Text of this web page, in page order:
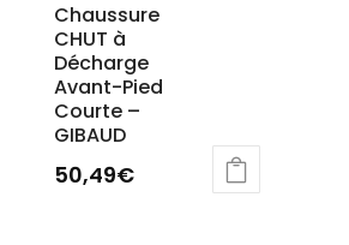
Chaussure
CHUT à
Décharge
Avant-Pied
Courte –
GIBAUD
50,49€